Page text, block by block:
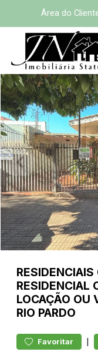
Área do
RESIDENCIAIS
RESIDENCIAL
LOCAÇÃO OU
RIO PARDO
Favoritar |